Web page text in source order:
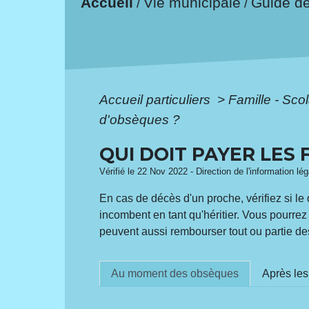
/ /
Accueil particuliers > Famille -
d'obsèques ?
QUI DOIT PAYER LES
Vérifié le 22 Nov 2022 - Direction de l'information
En cas de décès d'un proche, vérifiez si
incombent en tant qu'héritier. Vous
peuvent aussi rembourser tout ou partie
Au moment des obsèques Après